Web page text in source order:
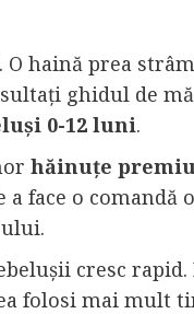
haină prea
ghidul de
0-12 luni.
hăinuțe
face o
cresc rapid.
folosi mai mult